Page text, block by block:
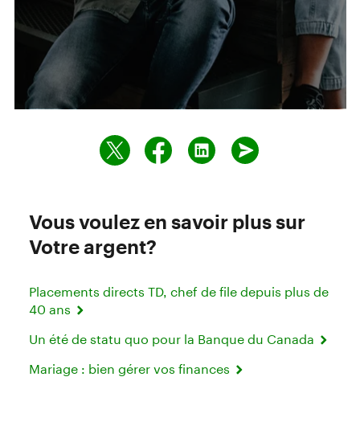
Vous voulez en savoir plus sur
Votre argent?
Placements directs TD, chef de file depuis plus de
40 ans
Un été de statu quo pour la Banque du Canada
Mariage : bien gérer vos finances